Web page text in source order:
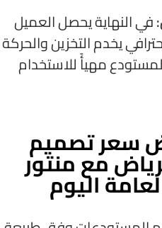
في النهاية يحصل العميل
يخدم التخزين والحركة
مهيأً للاستخدام
سعر تصميم
مع منتور
اليوم